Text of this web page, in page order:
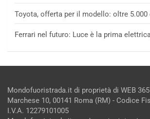
Toyota, offerta per il modello: oltre 5.000
Ferrari nel futuro: Luce è la prima
Mondofuoristrada.it di proprietà di WEB
Marchese 10, 00141 Roma (RM) - Codice
I.V.A. 12279101005